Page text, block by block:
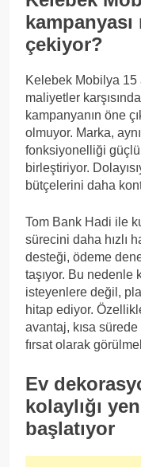
çekiyor?
Kelebek Mobilya 15
maliyetler
kampanyanın öne
olmuyor. Marka,
fonksiyonelliği
birleştiriyor.
bütçelerini daha
Tom Bank Hadi ile
sürecini daha hızlı
desteği, ödeme
taşıyor. Bu nedenle
isteyenlere değil,
hitap ediyor.
avantaj, kısa
fırsat olarak
Ev
kolaylığı
başlatıyor